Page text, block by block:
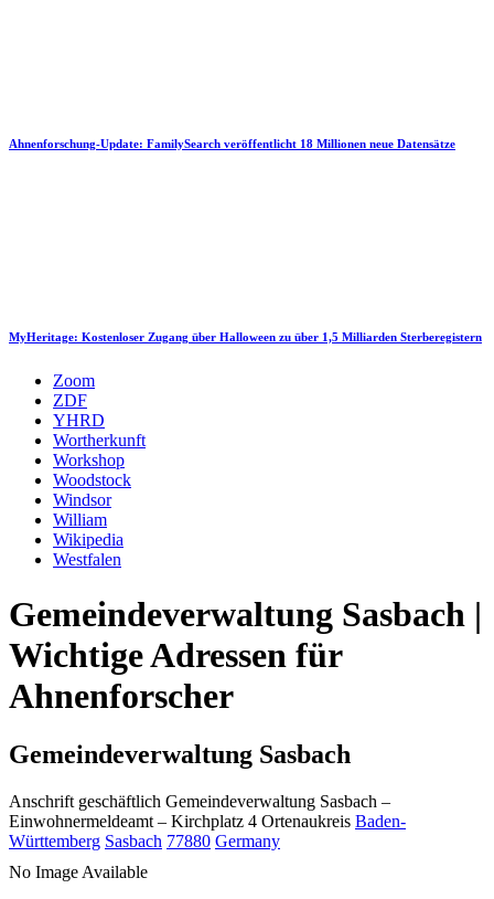
Ahnenforschung-Update: FamilySearch veröffentlicht 18 Millionen neue Datensätze
MyHeritage: Kostenloser Zugang über Halloween zu über 1,5 Milliarden Sterberegistern
Zoom
ZDF
YHRD
Wortherkunft
Workshop
Woodstock
Windsor
William
Wikipedia
Westfalen
Gemeindeverwaltung Sasbach |
Wichtige Adressen für
Ahnenforscher
Gemeindeverwaltung Sasbach
Anschrift geschäftlich Gemeindeverwaltung Sasbach –
Einwohnermeldeamt – Kirchplatz 4 Ortenaukreis Baden-
Württemberg Sasbach 77880 Germany
No Image Available